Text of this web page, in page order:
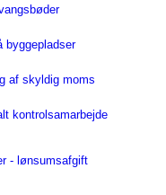
byggepladser
af skyldig moms
kontrolsamarbejde
- lønsumsafgift